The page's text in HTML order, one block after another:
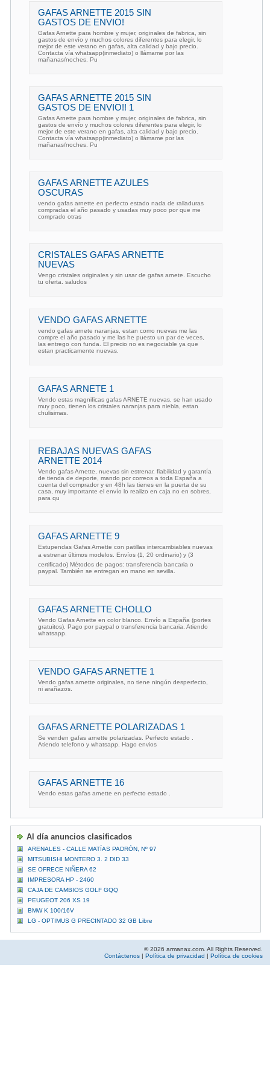
GAFAS ARNETTE 2015 SIN
GASTOS DE ENVIO!
Gafas Arnette para hombre y mujer, originales de fabrica, sin
gastos de envío y muchos colores diferentes para elegir, lo
mejor de este verano en gafas, alta calidad y bajo precio.
Contacta vía whatsapp(inmediato) o llámame por las
mañanas/noches. Pu
GAFAS ARNETTE 2015 SIN
GASTOS DE ENVIO!! 1
Gafas Arnette para hombre y mujer, originales de fabrica, sin
gastos de envío y muchos colores diferentes para elegir, lo
mejor de este verano en gafas, alta calidad y bajo precio.
Contacta vía whatsapp(inmediato) o llámame por las
mañanas/noches. Pu
GAFAS ARNETTE AZULES
OSCURAS
vendo gafas arnette en perfecto estado nada de ralladuras
compradas el año pasado y usadas muy poco por que me
comprado otras
CRISTALES GAFAS ARNETTE
NUEVAS
Vengo cristales originales y sin usar de gafas arnete. Escucho
tu oferta. saludos
VENDO GAFAS ARNETTE
vendo gafas arnete naranjas, estan como nuevas me las
compre el año pasado y me las he puesto un par de veces,
las entrego con funda. El precio no es negociable ya que
estan practicamente nuevas.
GAFAS ARNETE 1
Vendo estas magnificas gafas ARNETE nuevas, se han usado
muy poco, tienen los cristales naranjas para niebla, estan
chulisimas.
REBAJAS NUEVAS GAFAS
ARNETTE 2014
Vendo gafas Arnette, nuevas sin estrenar, fiabilidad y garantía
de tienda de deporte, mando por correos a toda España a
cuenta del comprador y en 48h las tienes en la puerta de su
casa, muy importante el envío lo realizo en caja no en sobres,
para qu
GAFAS ARNETTE 9
Estupendas Gafas Arnette con patillas intercambiables nuevas
a estrenar últimos modelos. Envíos (1, 20 ordinario) y (3
certificado) Métodos de pagos: transferencia bancaria o
paypal. También se entregan en mano en sevilla.
GAFAS ARNETTE CHOLLO
Vendo Gafas Arnette en color blanco. Envío a España (portes
gratuitos). Pago por paypal o transferencia bancaria. Atiendo
whatsapp.
VENDO GAFAS ARNETTE 1
Vendo gafas arnette originales, no tiene ningún desperfecto,
ni arañazos.
GAFAS ARNETTE POLARIZADAS 1
Se venden gafas arnette polarizadas. Perfecto estado .
Atiendo telefono y whatsapp. Hago envios
GAFAS ARNETTE 16
Vendo estas gafas arnette en perfecto estado .
Al día anuncios clasificados
ARENALES - CALLE MATÍAS PADRÓN, Nº 97
MITSUBISHI MONTERO 3. 2 DID 33
SE OFRECE NIÑERA 62
IMPRESORA HP - 2460
CAJA DE CAMBIOS GOLF GQQ
PEUGEOT 206 XS 19
BMW K 100/16V
LG - OPTIMUS G PRECINTADO 32 GB Libre
© 2026 armanax.com. All Rights Reserved.
Contáctenos | Política de privacidad | Política de cookies